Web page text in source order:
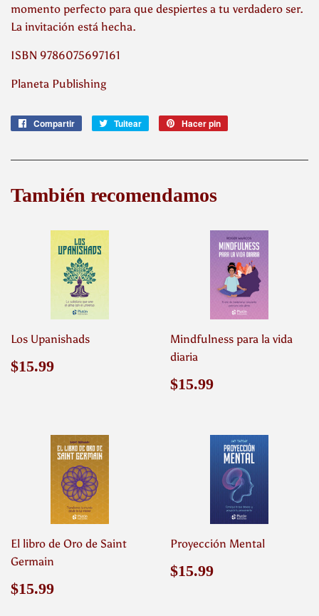
momento perfecto para que despiertes a tu verdadero ser.
La invitación está hecha.
ISBN 9786075697161
Planeta Publishing
Compartir
CompartirTuitear
Tuitear Hacer pin
También recomendamos
Los Upanishads
Precio
$15.99
Mindfulness para la vida
diaria
Precio
$15.99
El libro de Oro de Saint
Germain
Precio
$15.99
Proyección Mental
Precio
$15.99